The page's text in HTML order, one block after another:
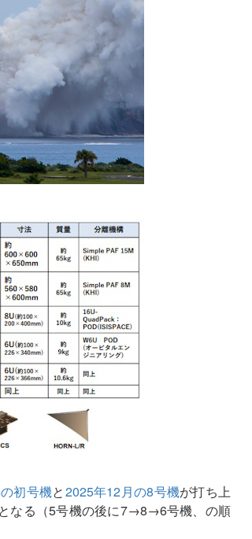
初号機と2025年12月の8号機が打ち上
なる（5号機の後に7→8→6号機、の順